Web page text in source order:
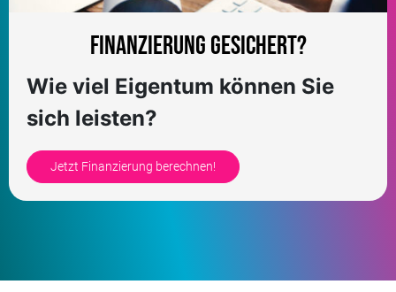
Finanzierung gesichert?
Wie viel Eigentum können Sie
sich leisten?
Jetzt Finanzierung berechnen!